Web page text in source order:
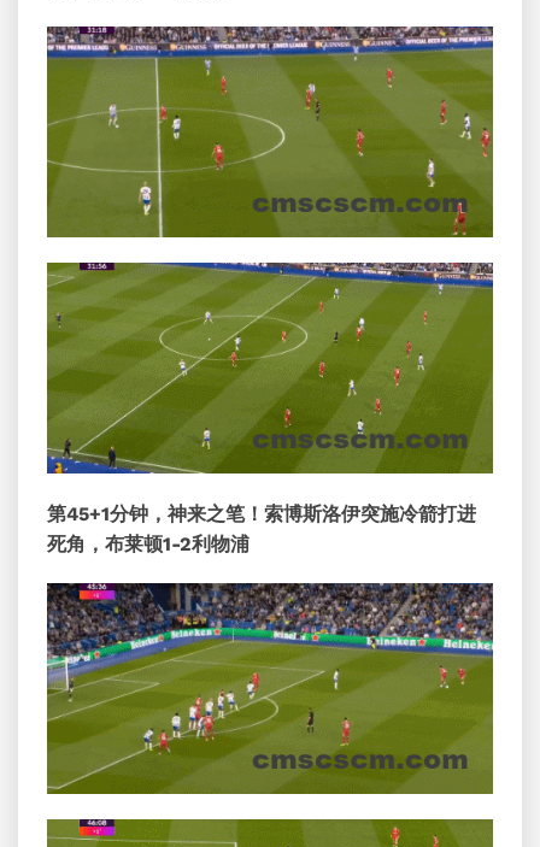
第45+1分钟，神来之笔！索博斯洛伊突施冷箭打进
死角，布莱顿1-2利物浦